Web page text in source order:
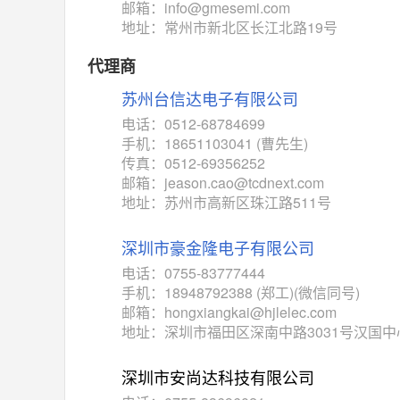
TC4052BF (东芝-Toshiba)
相同功能 相似度 50%
ISL54233 (瑞萨-Renesas)
相同功能 相似度 49%
ADG784 (亚德诺-ADI)
74VHC405274VHC4 (东芝-Toshiba)
相同功能 相似度 46%
ADG1438 (亚德诺-ADI)
相同功能 相似度 46% 对比
M74HC4851 (意法-ST)
邮箱：info@gmesemi.com
地址：常州市新北区长江北路19号
代理商
苏州台信达电子有限公司
电话：0512-68784699
手机：18651103041 (曹先生)
传真：0512-69356252
邮箱：jeason.cao@tcdnext.com
地址：苏州市高新区珠江路511号
深圳市豪金隆电子有限公司
电话：0755-83777444
手机：18948792388 (郑工)(微信同号)
邮箱：hongxiangkai@hjlelec.com
地址：深圳市福田区深南中路3031号汉国
深圳市安尚达科技有限公司